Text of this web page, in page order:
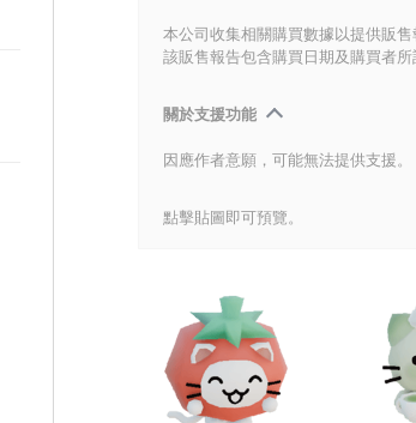
本公司收集相關購買數據以提供販售
該販售報告包含購買日期及購買者
關於支援功能
因應作者意願，可能無法提供支援。
點擊貼圖即可預覽。